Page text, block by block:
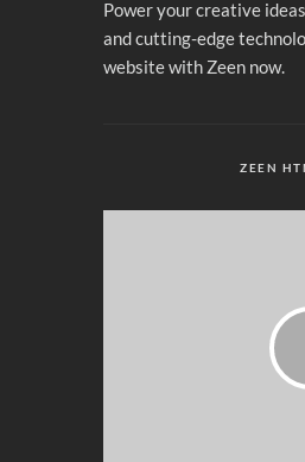
Power your creative
and cutting-edge
website with Zeen now.
ZEEN